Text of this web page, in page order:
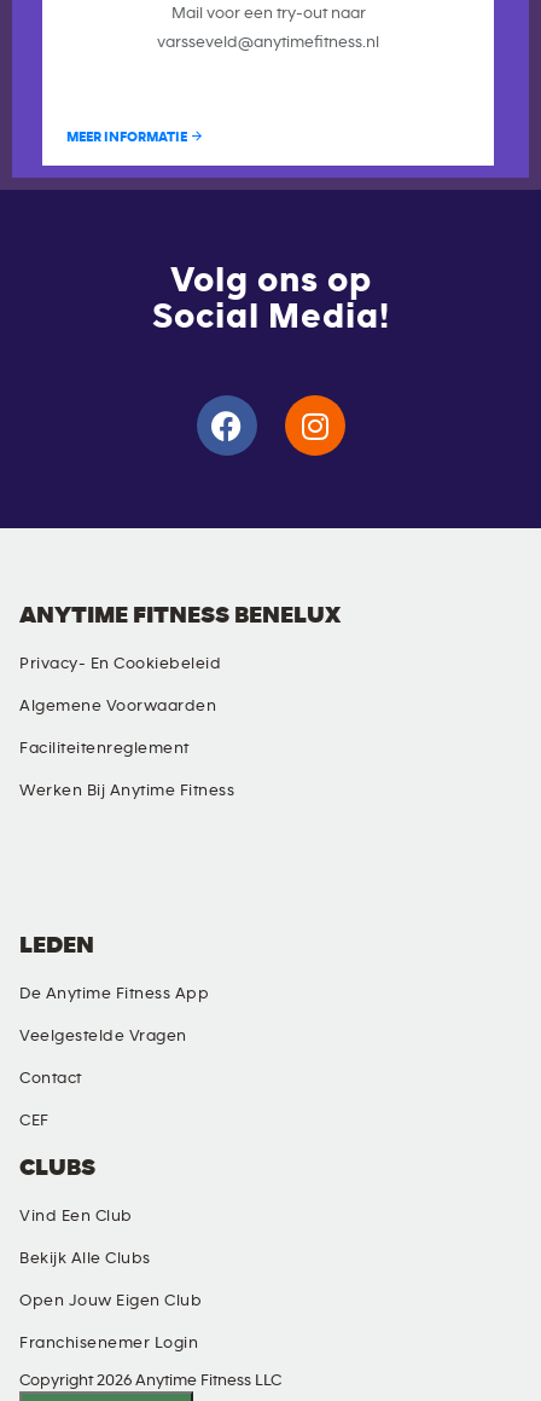
Mail voor een try-out naar
varsseveld@anytimefitness.nl
MEER INFORMATIE
Volg ons op
Social Media!
ANYTIME FITNESS BENELUX
Privacy- En Cookiebeleid
Algemene Voorwaarden
Faciliteitenreglement
Werken Bij Anytime Fitness
CLUBS
Vind Een Club
Bekijk Alle Clubs
Open Jouw Eigen Club
Franchisenemer Login
LEDEN
De Anytime Fitness App
Veelgestelde Vragen
Contact
CEF
Copyright 2026 Anytime Fitness LLC